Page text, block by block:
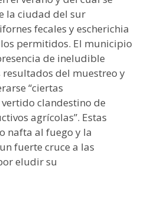
la ciudad del sur
fecales y escherichia
permitidos. El municipio
de ineludible
del muestreo y
“ciertas
clandestino de
agrícolas”. Estas
nafta al fuego y la
fuerte cruce a las
eludir su